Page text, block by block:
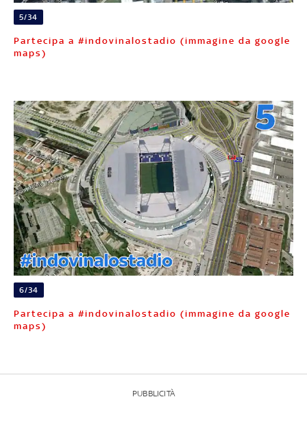
5/34
Partecipa a #indovinalostadio (immagine da google
maps)
6/34
Partecipa a #indovinalostadio (immagine da google
maps)
PUBBLICITÀ